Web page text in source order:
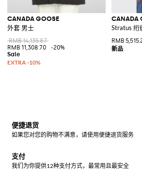
CANADA GOOSE
外套 男士
RMB 14,135.87
RMB 11,308.70
-20%
CANADA
Stratus 绗
RMB
便捷退货
如果您对您的购物不满意，请使用便捷退货服务
支付
我们为你提供12种支付方式，最常用且最安全